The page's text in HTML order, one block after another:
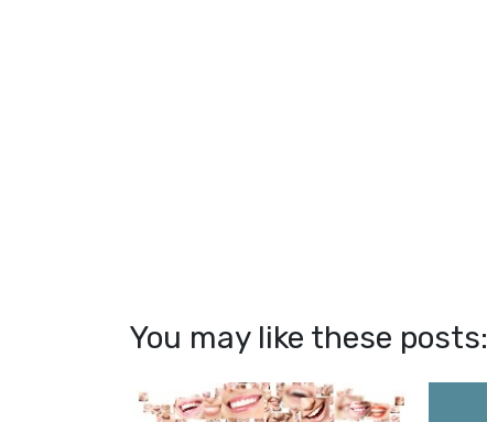
You may like these posts: